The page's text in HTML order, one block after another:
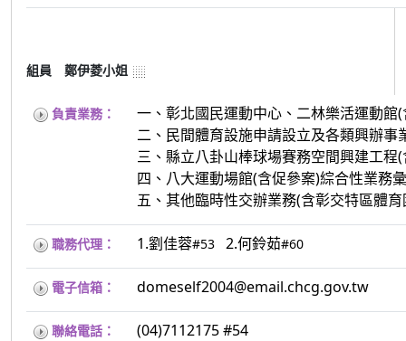
組員 鄭伊菱小姐
負責業務：
一、彰北國民運動中心、二林樂活運動
二、民間體育設施申請設立及各類興辦
三、縣立八卦山棒球場賽務空間興建工
四、八大運動場館(含促參案)綜合性業務
五、其他臨時性交辦業務(含彰交特區體
職務代理： 1.劉佳蓉#53 2.何鈴茹#60
電子信箱： domeself2004@email.chcg.gov.tw
聯絡電話： (04)7112175 #54